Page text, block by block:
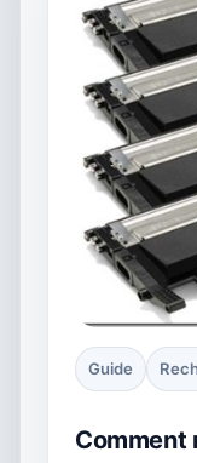
Guide
Comment